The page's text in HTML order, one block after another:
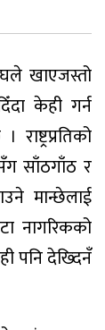
खाएजस्तो
केही गर्न
साँठगाँठ र
मान्छेलाई
नागरिकको
पनि देख्दिनँ